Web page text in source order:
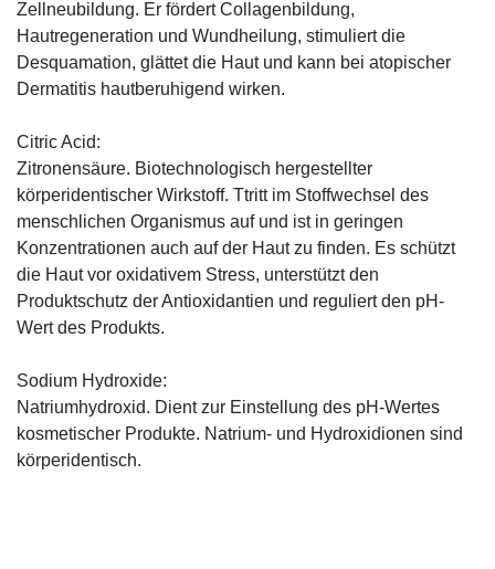
Zellneubildung. Er fördert Collagenbildung,
Hautregeneration und Wundheilung, stimuliert die
Desquamation, glättet die Haut und kann bei atopischer
Dermatitis hautberuhigend wirken.
Citric Acid:
Zitronensäure. Biotechnologisch hergestellter
körperidentischer Wirkstoff. Ttritt im Stoffwechsel des
menschlichen Organismus auf und ist in geringen
Konzentrationen auch auf der Haut zu finden. Es schützt
die Haut vor oxidativem Stress, unterstützt den
Produktschutz der Antioxidantien und reguliert den pH-
Wert des Produkts.
Sodium Hydroxide:
Natriumhydroxid. Dient zur Einstellung des pH-Wertes
kosmetischer Produkte. Natrium- und Hydroxidionen sind
körperidentisch.